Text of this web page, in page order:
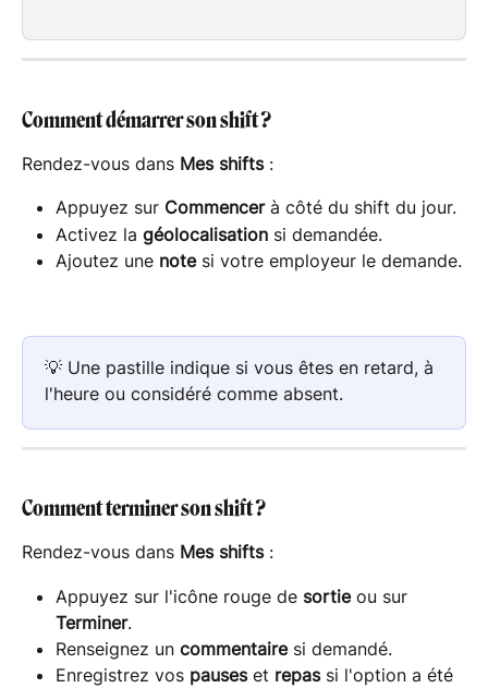
Comment démarrer son shift ?
Rendez-vous dans Mes shifts :
Appuyez sur Commencer à côté du shift du jour.
Activez la géolocalisation si demandée.
Ajoutez une note si votre employeur le demande.
💡 Une pastille indique si vous êtes en retard, à
l'heure ou considéré comme absent.
Comment terminer son shift ?
Rendez-vous dans Mes shifts :
Appuyez sur l'icône rouge de sortie ou sur
Terminer.
Renseignez un commentaire si demandé.
Enregistrez vos pauses et repas si l'option a été